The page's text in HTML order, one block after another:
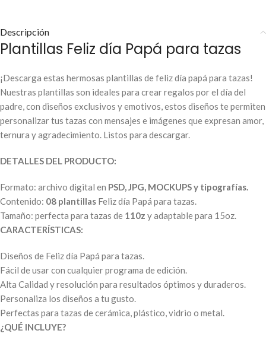
Descripción
Plantillas Feliz día Papá para tazas
¡Descarga estas hermosas plantillas de feliz día papá para tazas!
Nuestras plantillas son ideales para crear regalos por el día del
padre, con diseños exclusivos y emotivos, estos diseños te permiten
personalizar tus tazas con mensajes e imágenes que expresan amor,
ternura y agradecimiento. Listos para descargar.
DETALLES DEL PRODUCTO:
Formato: archivo digital en PSD, JPG, MOCKUPS y tipografías.
Contenido: 08 plantillas Feliz día Papá para tazas.
Tamaño: perfecta para tazas de 110z y adaptable para 15oz.
CARACTERÍSTICAS:
Diseños de Feliz día Papá para tazas.
Fácil de usar con cualquier programa de edición.
Alta Calidad y resolución para resultados óptimos y duraderos.
Personaliza los diseños a tu gusto.
Perfectas para tazas de cerámica, plástico, vidrio o metal.
¿QUÉ INCLUYE?